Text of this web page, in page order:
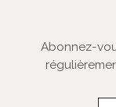
Abonnez-